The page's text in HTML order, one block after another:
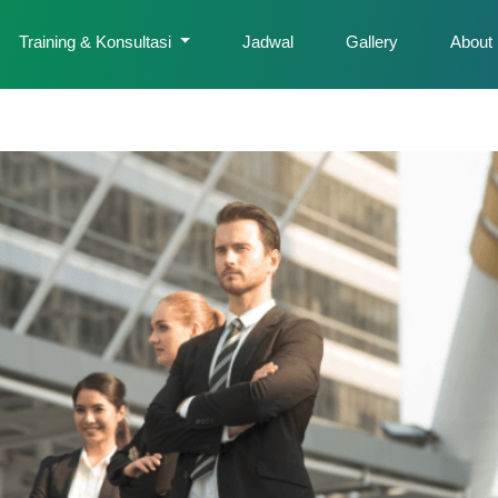
Training & Konsultasi Jadwal Gallery About